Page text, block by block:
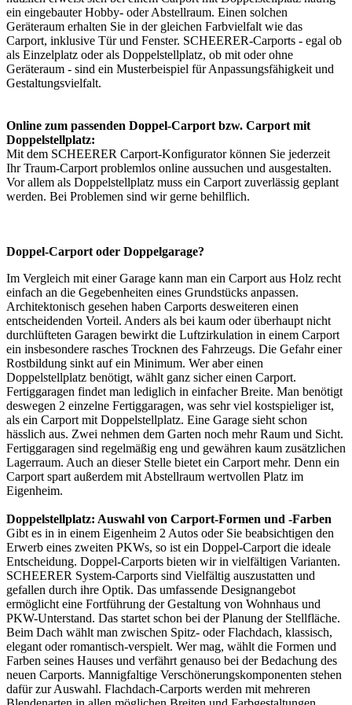
ein eingebauter Hobby- oder Abstellraum. Einen solchen
Geräteraum erhalten Sie in der gleichen Farbvielfalt wie das
Carport, inklusive Tür und Fenster. SCHEERER-Carports - egal ob
als Einzelplatz oder als Doppelstellplatz, ob mit oder ohne
Geräteraum - sind ein Musterbeispiel für Anpassungsfähigkeit und
Gestaltungsvielfalt.
Online zum passenden Doppel-Carport bzw. Carport mit
Doppelstellplatz:
Mit dem SCHEERER Carport-Konfiguratorkönnen Sie jederzeit
Ihr Traum-Carport problemlos online aussuchen und ausgestalten.
Vor allem als Doppelstellplatz muss ein Carport zuverlässig geplant
werden. Bei Problemen sind wir gerne behilflich.
Doppel-Carport oder Doppelgarage?
Im Vergleich mit einer Garage kann man ein Carport aus Holz recht
einfach an die Gegebenheiten eines Grundstücks anpassen.
Architektonisch gesehen haben Carports desweiteren einen
entscheidenden Vorteil. Anders als bei kaum oder überhaupt nicht
durchlüfteten Garagen bewirkt die Luftzirkulation in einem Carport
ein insbesondere rasches Trocknen des Fahrzeugs. Die Gefahr einer
Rostbildung sinkt auf ein Minimum. Wer aber einen
Doppelstellplatz benötigt, wählt ganz sicher einen Carport.
Fertiggaragen findet man lediglich in einfacher Breite. Man benötigt
deswegen 2 einzelne Fertiggaragen, was sehr viel kostspieliger ist,
als ein Carport mit Doppelstellplatz. Eine Garage sieht schon
hässlich aus. Zwei nehmen dem Garten noch mehr Raum und Sicht.
Fertiggaragen sind regelmäßig eng und gewähren kaum zusätzlichen
Lagerraum. Auch an dieser Stelle bietet ein Carport mehr. Denn ein
Carport spart außerdem mit Abstellraum wertvollen Platz im
Eigenheim.
Doppelstellplatz: Auswahl von Carport-Formen und -Farben
Gibt es in in einem Eigenheim 2 Autos oder Sie beabsichtigen den
Erwerb eines zweiten PKWs, so ist ein Doppel-Carport die ideale
Entscheidung. Doppel-Carports bieten wir in vielfältigen Varianten.
SCHEERER System-Carports sind Vielfältig auszustatten und
gefallen durch ihre Optik. Das umfassende Designangebot
ermöglicht eine Fortführung der Gestaltung von Wohnhaus und
PKW-Unterstand. Das startet schon bei der Planung der Stellfläche.
Beim Dach wählt man zwischen Spitz- oder Flachdach, klassisch,
elegant oder romantisch-verspielt. Wer mag, wählt die Formen und
Farben seines Hauses und verfährt genauso bei der Bedachung des
neuen Carports. Mannigfaltige Verschönerungskomponenten stehen
dafür zur Auswahl. Flachdach-Carports werden mit mehreren